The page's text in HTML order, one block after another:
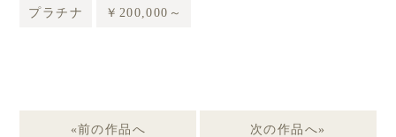
プラチナ ￥200,000～
«前の作品へ 次の作品へ»